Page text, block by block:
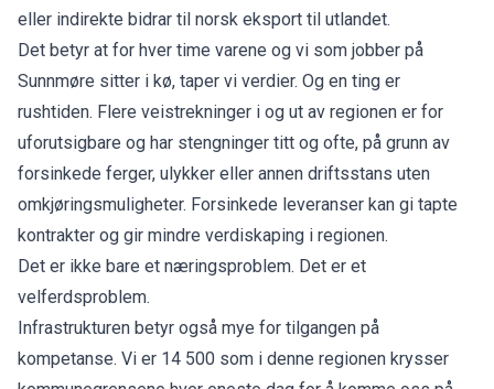
eller indirekte bidrar til norsk eksport til utlandet.
Det betyr at for hver time varene og vi som jobber på
Sunnmøre sitter i kø, taper vi verdier. Og en ting er
rushtiden. Flere veistrekninger i og ut av regionen er for
uforutsigbare og har stengninger titt og ofte, på grunn av
forsinkede ferger, ulykker eller annen driftsstans uten
omkjøringsmuligheter. Forsinkede leveranser kan gi tapte
kontrakter og gir mindre verdiskaping i regionen.
Det er ikke bare et næringsproblem. Det er et
velferdsproblem.
Infrastrukturen betyr også mye for tilgangen på
kompetanse. Vi er 14 500 som i denne regionen krysser